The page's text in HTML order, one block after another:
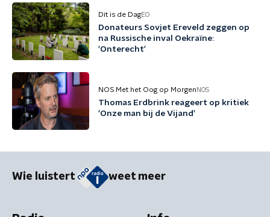
Dit is de DagEO
Donateurs Sovjet Ereveld zeggen op
na Russische inval Oekraïne:
'Onterecht'
NOS Met het Oog op Morgen NOS
Thomas Erdbrink reageert op kritiek
'Onze man bij de Vijand'
Wie luistert weet meer